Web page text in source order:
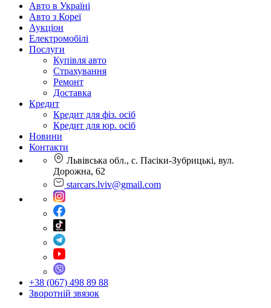
Авто в Україні
Авто з Кореї
Аукціон
Електромобілі
Послуги
Купівля авто
Страхування
Ремонт
Доставка
Кредит
Кредит для фіз. осіб
Кредит для юр. осіб
Новини
Контакти
Львівська обл., с. Пасіки-Зубрицькі, вул.
Дорожна, 62
starcars.lviv@gmail.com
+38 (067) 498 89 88
Зворотній звязок